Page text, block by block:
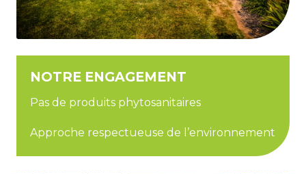
NOTRE ENGAGEMENT
Pas de produits phytosanitaires
Approche respectueuse de l’environnement